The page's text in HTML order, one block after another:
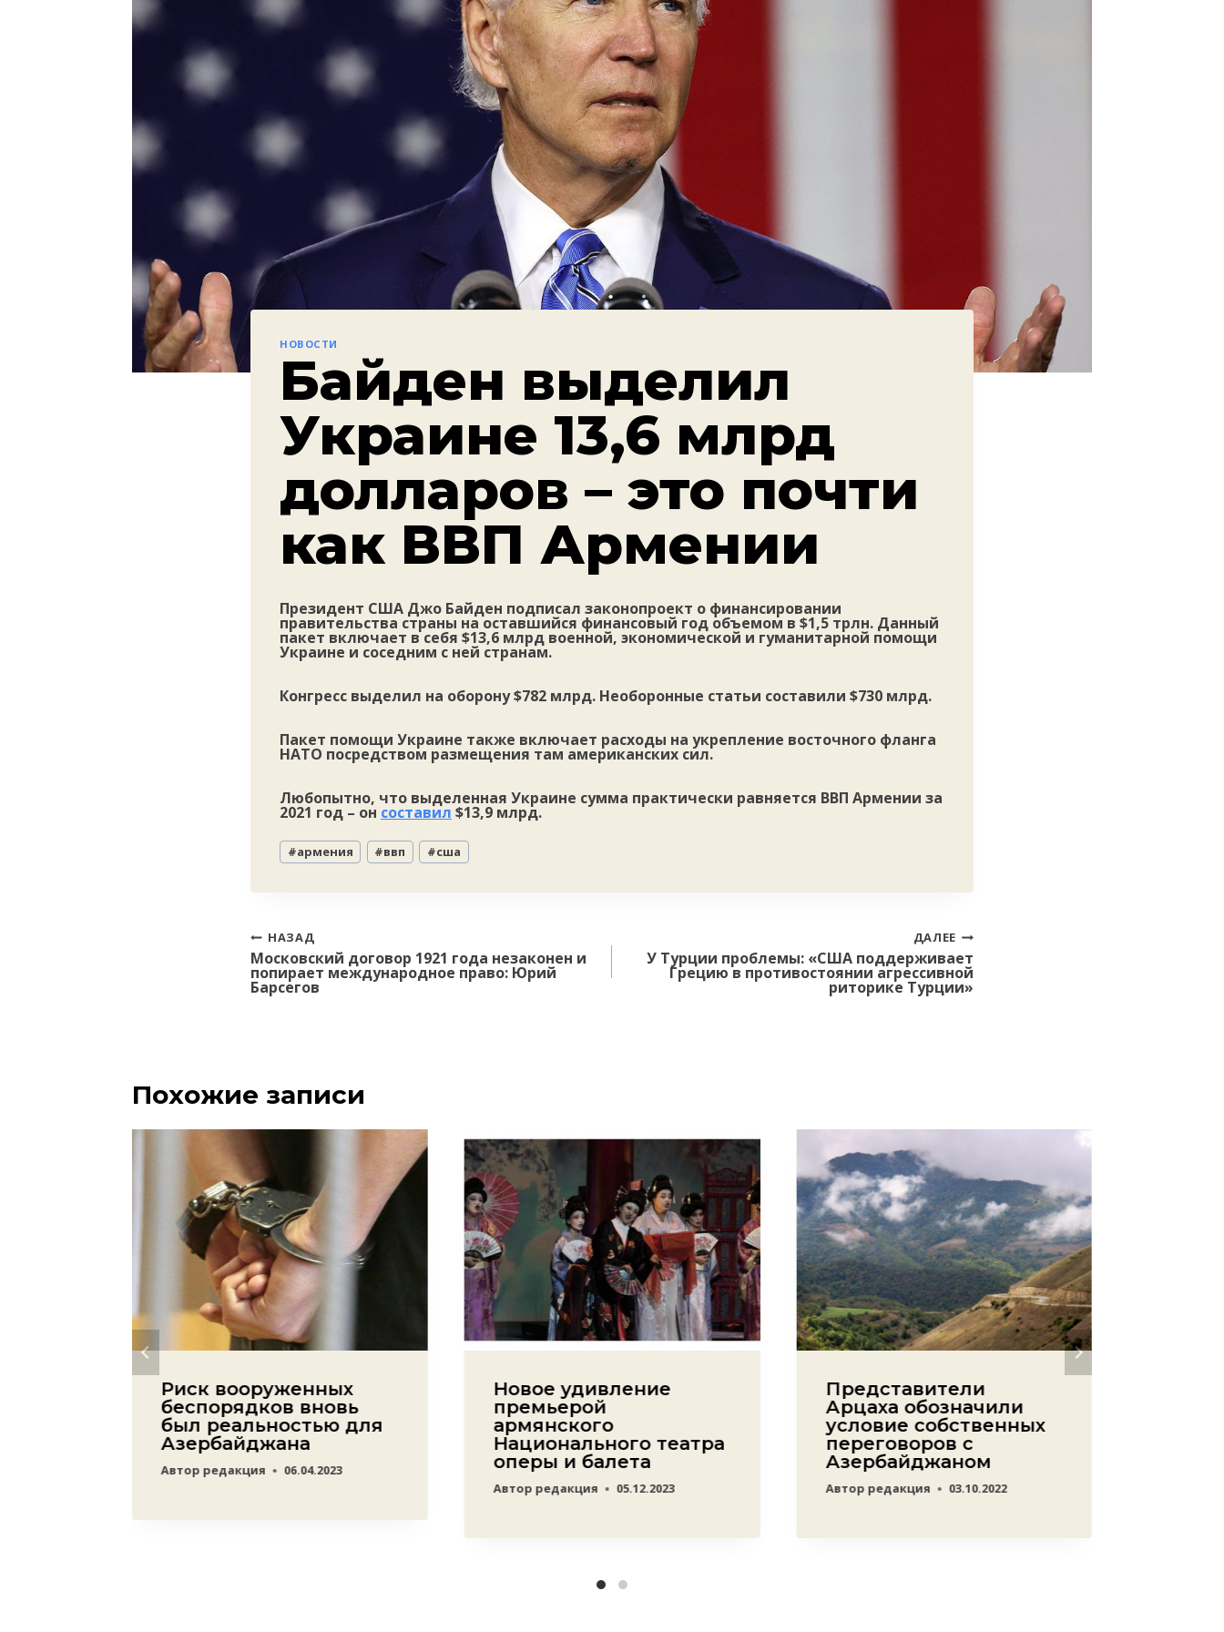
НОВОСТИ
Байден выделил
Украине 13,6 млрд
долларов – это почти
как ВВП Армении
Президент США Джо Байден подписал законопроект о финансировании
правительства страны на оставшийся финансовый год объемом в $1,5 трлн. Данный
пакет включает в себя $13,6 млрд военной, экономической и гуманитарной помощи
Украине и соседним с ней странам.
Конгресс выделил на оборону $782 млрд. Необоронные статьи составили $730 млрд.
Пакет помощи Украине также включает расходы на укрепление восточного фланга
НАТО посредством размещения там американских сил.
Любопытно, что выделенная Украине сумма практически равняется ВВП Армении за
2021 год – он составил $13,9 млрд.
Метки
записи:
#армения #ввп #сша
Навигация
по
записям
НАЗАД
Московский договор 1921 года незаконен и
попирает международное право: Юрий
Барсегов
ДАЛЕЕ
У Турции проблемы: «США поддерживает
Грецию в противостоянии агрессивной
риторике Турции»
Похожие записи
Риск вооруженных
беспорядков вновь
был реальностью для
Азербайджана
Автор редакция 06.04.2023
Новое удивление
премьерой
армянского
Национального театра
оперы и балета
Автор редакция 05.12.2023
Представители
Арцаха обозначили
условие собственных
переговоров с
Азербайджаном
Автор редакция 03.10.2022